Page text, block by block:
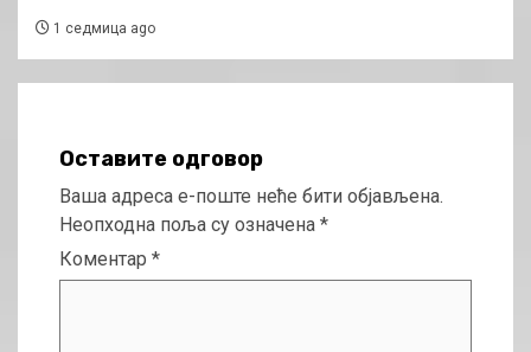
1 седмица ago
Оставите одговор
Ваша адреса е-поште неће бити објављена.
Неопходна поља су означена *
Коментар *